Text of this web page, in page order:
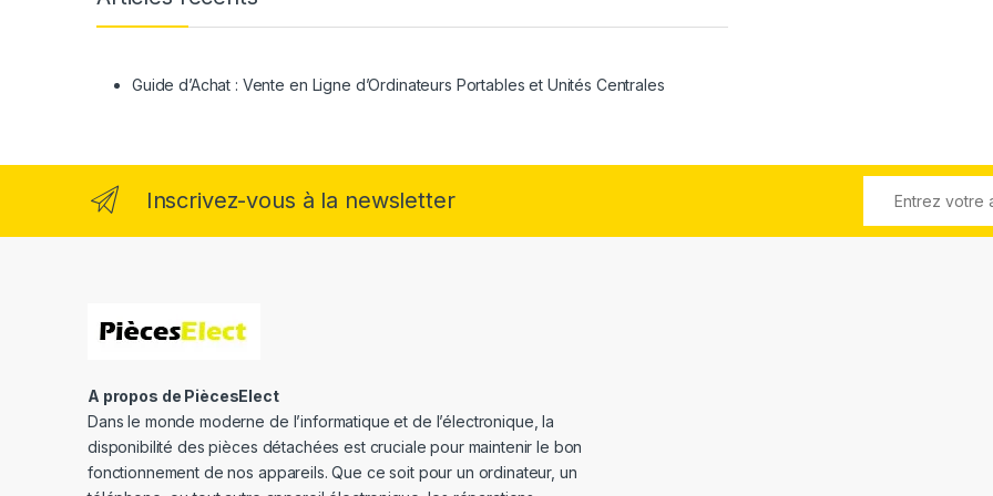
Guide d’Achat : Vente en Ligne d’Ordinateurs Portables et Unités Centrales
Inscrivez-vous à la newsletter
A propos de PiècesElect
Dans le monde moderne de l’informatique et de l’électronique, la
disponibilité des pièces détachées est cruciale pour maintenir le bon
fonctionnement de nos appareils. Que ce soit pour un ordinateur, un